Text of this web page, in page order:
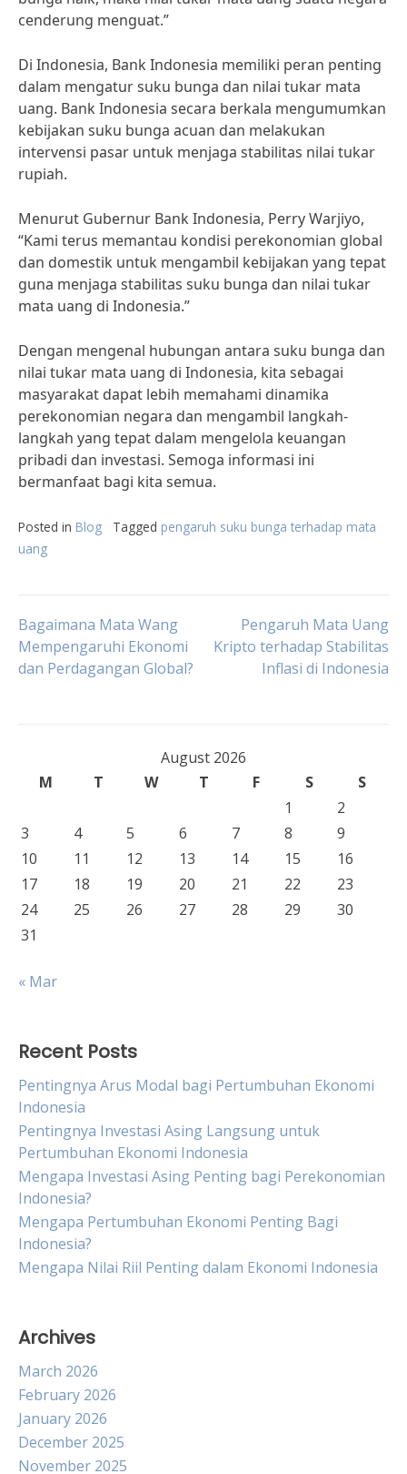
cenderung menguat.”
Di Indonesia, Bank Indonesia memiliki peran penting
dalam mengatur suku bunga dan nilai tukar mata
uang. Bank Indonesia secara berkala mengumumkan
kebijakan suku bunga acuan dan melakukan
intervensi pasar untuk menjaga stabilitas nilai tukar
rupiah.
Menurut Gubernur Bank Indonesia, Perry Warjiyo,
“Kami terus memantau kondisi perekonomian global
dan domestik untuk mengambil kebijakan yang tepat
guna menjaga stabilitas suku bunga dan nilai tukar
mata uang di Indonesia.”
Dengan mengenal hubungan antara suku bunga dan
nilai tukar mata uang di Indonesia, kita sebagai
masyarakat dapat lebih memahami dinamika
perekonomian negara dan mengambil langkah-
langkah yang tepat dalam mengelola keuangan
pribadi dan investasi. Semoga informasi ini
bermanfaat bagi kita semua.
Posted in Blog Tagged pengaruh suku bunga terhadap mata
uang
Post
navigation
Bagaimana Mata Wang
Mempengaruhi Ekonomi
dan Perdagangan Global?
Pengaruh Mata Uang
Kripto terhadap Stabilitas
Inflasi di Indonesia
August 2026
M
T W T F S
S
1
2
3
4 5 6 7 8
9
10
11 12 13 14 15
16
17
18 19 20 21 22
23
24
25 26 27 28 29
30
31
« Mar
Recent Posts
Pentingnya Arus Modal bagi Pertumbuhan Ekonomi
Indonesia
Pentingnya Investasi Asing Langsung untuk
Pertumbuhan Ekonomi Indonesia
Mengapa Investasi Asing Penting bagi Perekonomian
Indonesia?
Mengapa Pertumbuhan Ekonomi Penting Bagi
Indonesia?
Mengapa Nilai Riil Penting dalam Ekonomi Indonesia
Archives
March 2026
February 2026
January 2026
December 2025
November 2025